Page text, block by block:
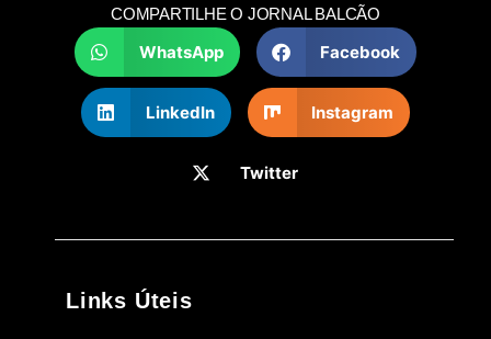
COMPARTILHE O JORNAL BALCÃO
WhatsApp Facebook
LinkedIn Instagram
Twitter
Links Úteis